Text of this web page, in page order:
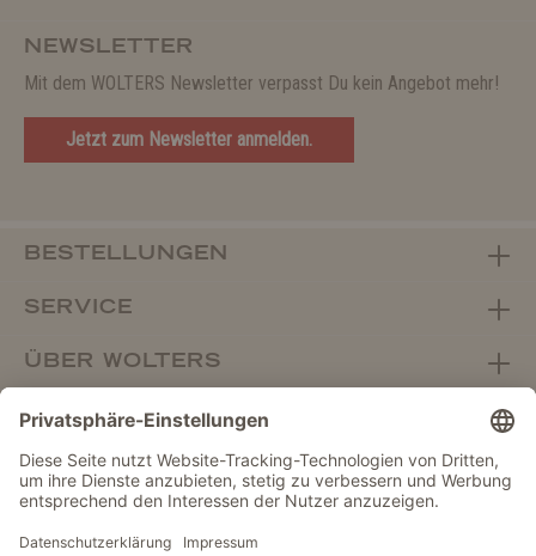
NEWSLETTER
Mit dem WOLTERS Newsletter verpasst Du kein Angebot mehr!
Jetzt zum Newsletter anmelden.
BESTELLUNGEN
SERVICE
ÜBER WOLTERS
FACHHANDEL
Vertrag widerrufen